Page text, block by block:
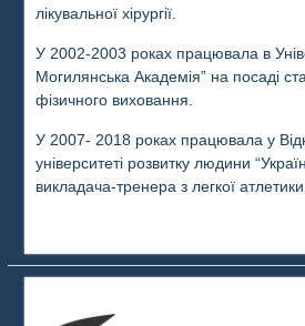
лікувальної хірургії.
У 2002-2003 роках працювала в
Могилянська Академія” на посаді
фізичного виховання.
У 2007- 2018 роках працювала у
університеті розвитку людини
викладача-тренера з легкої атлетики.